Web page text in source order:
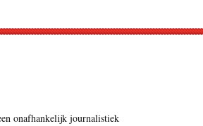
onafhankelijk journalistiek